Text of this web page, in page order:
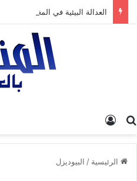
البحث عن
الرئيسية / البيوديزل